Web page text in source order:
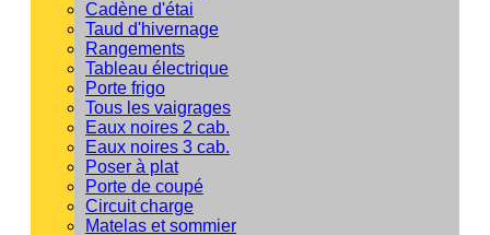
Cadène d'étai
Taud d'hivernage
Rangements
Tableau électrique
Porte frigo
Tous les vaigrages
Eaux noires 2 cab.
Eaux noires 3 cab.
Poser à plat
Porte de coupé
Circuit charge
Matelas et sommier